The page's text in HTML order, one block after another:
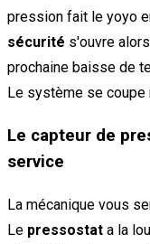
pression fait le yoyo
sécurité s'ouvre
prochaine baisse de
Le système se coupe
Le capteur de
service
La mécanique vous
Le pressostat a la